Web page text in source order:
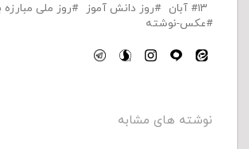
۱۳ آبان
روز دانش آموز
روز ملی مبارزه
عکس-نوشته
نوشته های مشابه